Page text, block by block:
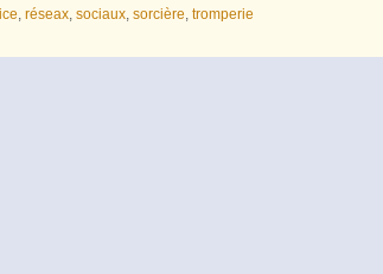
,réseax,sociaux,sorcière,tromperie